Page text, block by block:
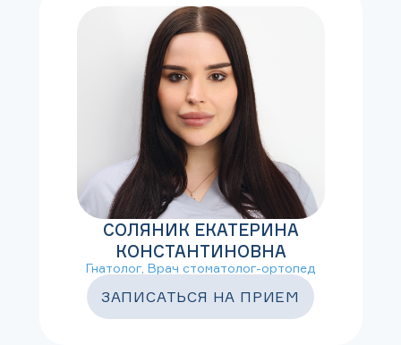
СОЛЯНИК ЕКАТЕРИНА
КОНСТАНТИНОВНА
Гнатолог, Врач стоматолог-ортопед
ЗАПИСАТЬСЯ НА ПРИЕМ